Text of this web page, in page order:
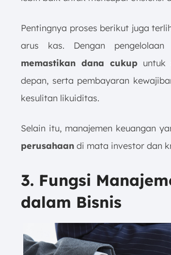
Pentingnya proses berikut juga
arus kas. Dengan
memastikan dana cukup untuk
depan, serta pembayaran
kesulitan likuiditas.
Selain itu, manajemen keuangan
perusahaan di mata investor dan
3. Fungsi
dalam Bisnis